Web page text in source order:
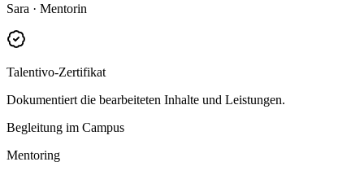
Sara · Mentorin
Talentivo-Zertifikat
Dokumentiert die bearbeiteten Inhalte und Leistungen.
Begleitung im Campus
Mentoring